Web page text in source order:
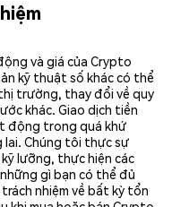
và giá của Crypto
kỹ thuật số khác có thể
trường, thay đổi về quy
khác. Giao dịch tiền
động trong quá khứ
Chúng tôi thực sự
lưỡng, thực hiện các
gì bạn có thể đủ
nhiệm về bất kỳ tổn